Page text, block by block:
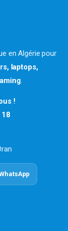
en Algérie pour
laptops,
.
!